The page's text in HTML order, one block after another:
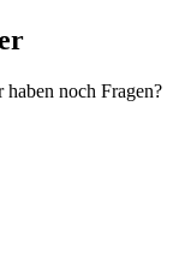
haben noch Fragen?